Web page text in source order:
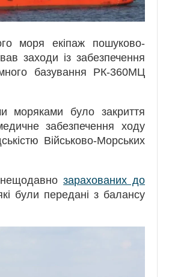
моря екіпаж пошуково-
заходи із забезпечення
базування РК-360МЦ
моряками було закриття
забезпечення ходу
Військово-Морських
нещодавнозарахованих до
були передані з балансу